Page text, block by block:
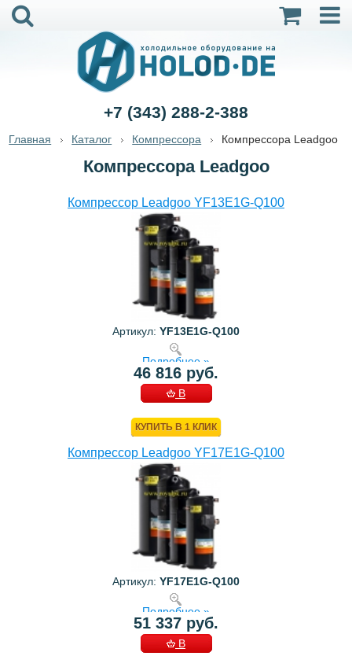
+7 (343) 288-2-388
Главная Каталог Компрессора Компрессора Leadgoo
Компрессора Leadgoo
Компрессор Leadgoo YF13E1G-Q100
Артикул: YF13E1G-Q100
Подробнее »
46 816 руб.
В
КУПИТЬ В 1 КЛИК
Компрессор Leadgoo YF17E1G-Q100
Артикул: YF17E1G-Q100
Подробнее »
51 337 руб.
В